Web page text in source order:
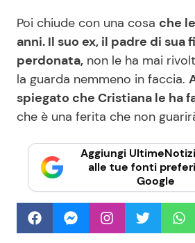
Poi chiude con una cosa che
anni. Il suo ex, il padre di sua
perdonata, non le ha mai
la guarda nemmeno in faccia.
spiegato che Cristiana le ha
che è una ferita che non
Aggiungi
alle tue fonti
Google